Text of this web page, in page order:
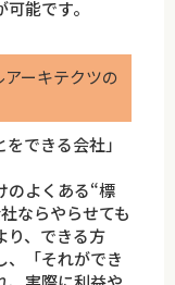
能です。
ーキテクツの
できる会社」
のよくある“標
ならやらせても
り、できる方
、「それができ